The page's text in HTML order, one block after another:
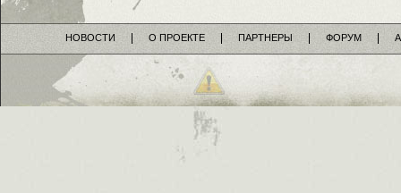
НОВОСТИ О ПРОЕКТЕ ПАРТНЕРЫ ФОРУМ